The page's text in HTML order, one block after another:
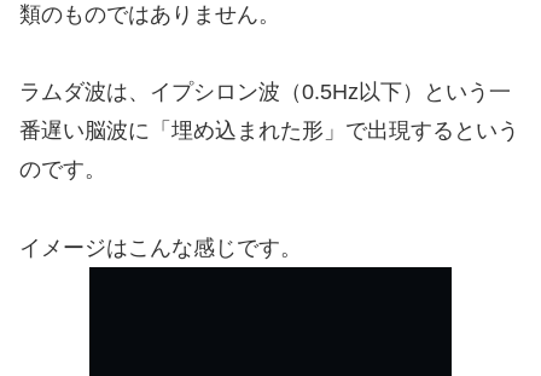
類のものではありません。
ラムダ波は、イプシロン波（0.5Hz以下）という一
番遅い脳波に「埋め込まれた形」で出現するという
のです。
イメージはこんな感じです。